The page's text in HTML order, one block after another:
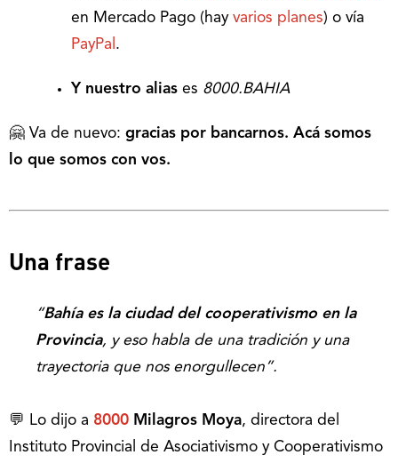
en Mercado Pago (hay varios planes) o vía
PayPal .
Y nuestro alias es 8000.BAHIA
🤗 Va de nuevo: gracias por bancarnos. Acá somos
lo que somos con vos.
Una frase
“Bahía es la ciudad del cooperativismo en la
Provincia, y eso habla de una tradición y una
trayectoria que nos enorgullecen”.
💬 Lo dijo a 8000 Milagros Moya, directora del
Instituto Provincial de Asociativismo y Cooperativismo